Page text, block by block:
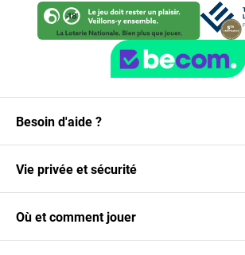
Besoin d'aide ?
Vie privée et sécurité
Où et comment jouer